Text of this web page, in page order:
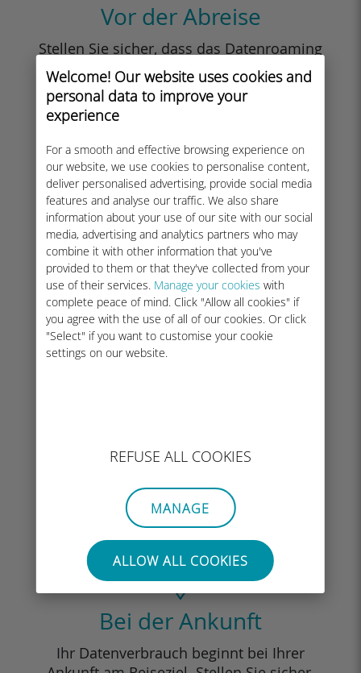
Welcome! Our website uses cookies and
personal data to improve your
experience
For a smooth and effective browsing experience on
our website, we use cookies to personalise content,
deliver personalised advertising, provide social media
features and analyse our traffic. We also share
information about your use of our site with our social
media, advertising and analytics partners who may
combine it with other information that you've
provided to them or that they've collected from your
use of their services. Manage your cookies with
complete peace of mind. Click "Allow all cookies" if
you agree with the use of all of our cookies. Or click
"Select" if you want to customise your cookie
settings on our website.
REFUSE ALL COOKIES
MANAGE
ALLOW ALL COOKIES
Vor der Abreise
Stellen Sie sicher, dass das Datenroaming
Ihrer Heimatleitung vor der Abreise
deaktiviert ist.
Bei der Ankunft
Ihr Datenverbrauch beginnt bei Ihrer